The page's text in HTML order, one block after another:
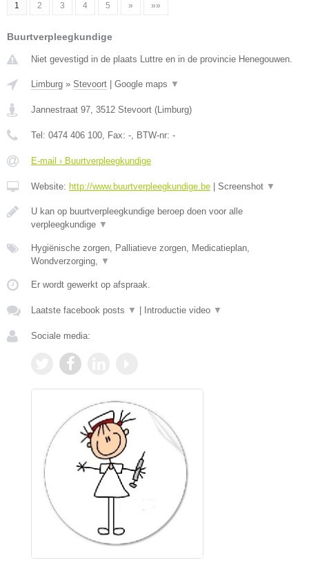
1 2 3 4 5 » »»
Buurtverpleegkundige
Niet gevestigd in de plaats Luttre en in de provincie Henegouwen.
Limburg » Stevoort Google maps ▼
Jannestraat 97, 3512 Stevoort (Limburg)
Tel: 0474 406 100, Fax: -, BTW-nr: -
E-mail › Buurtverpleegkundige
Website: http://www.buurtverpleegkundige.be Screenshot ▼
U kan op buurtverpleegkundige beroep doen voor alle
verpleegkundige ▼
Hygiënische zorgen, Palliatieve zorgen, Medicatieplan,
Wondverzorging, ▼
Er wordt gewerkt op afspraak.
Laatste facebook posts ▼ Introductie video ▼
Sociale media: